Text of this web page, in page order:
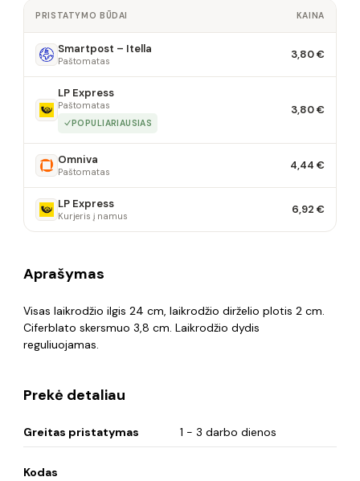
PRISTATYMO BŪDAI KAINA
Smartpost – Itella
Paštomatas 3,80 €
LP Express
Paštomatas
POPULIARIAUSIAS
3,80 €
Omniva
Paštomatas 4,44 €
LP Express
Kurjeris į namus 6,92 €
Aprašymas
Visas laikrodžio ilgis 24 cm, laikrodžio dirželio plotis 2 cm.
Ciferblato skersmuo 3,8 cm. Laikrodžio dydis
reguliuojamas.
Prekė detaliau
Greitas pristatymas 1 - 3 darbo dienos
Kodas